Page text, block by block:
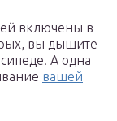
включены в
вы дышите
А одна
вашей